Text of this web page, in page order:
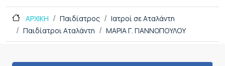
ΑΡΧΙΚΗ Παιδίατρος
Ιατροί σε Αταλάντη
Παιδίατροι Αταλάντη
ΜΑΡΙΑ Γ. ΓΙΑΝΝΟΠΟΥΛΟΥ